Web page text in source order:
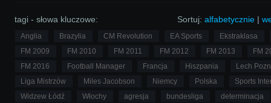
Sortuj: alfabetycznie |
tagi - słowa kluczowe:
Anglia Brazylia CM Revolution EA Sports
Ekstraklasa
FM 2009
FM 2010 FM 2011 FM 2012 FM 2013
FM
FM 2016
Football Manager Francja Hiszpania
Lech
Liga Mistrzów
Miles Jacobson Niemcy Polska
Sports
Widzew Łódź
Włochy agresja bundesliga
determinacja